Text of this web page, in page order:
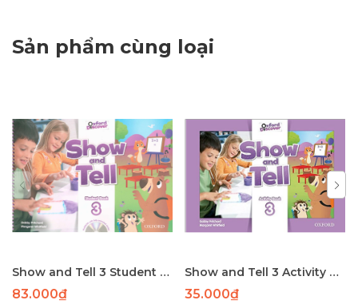
Sản phẩm cùng loại
Show and Tell 3 Student Book
83.000₫
Show and Tell 3 Activity Book
35.000₫